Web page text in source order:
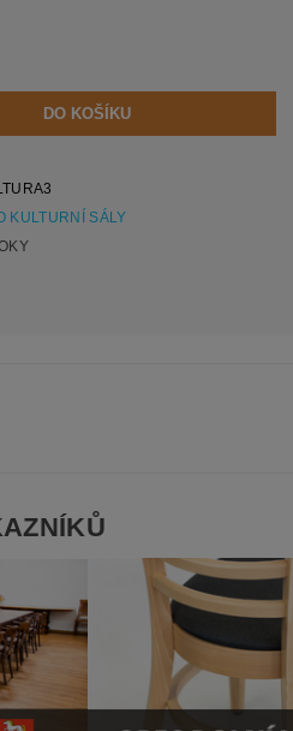
KULTURNÍ SÁLY